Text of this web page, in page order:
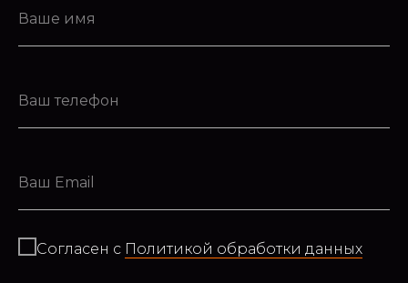
Согласен с Политикой обработки данных